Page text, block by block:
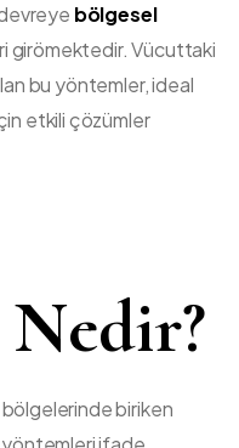
bölgesel
girömektedir. Vücuttaki
bu yöntemler, ideal
etkili çözümler
Nedir?
biriken